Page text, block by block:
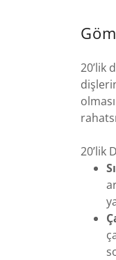
20’lik
20’lik